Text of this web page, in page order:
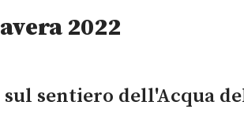
2022
sentiero dell'Acqua